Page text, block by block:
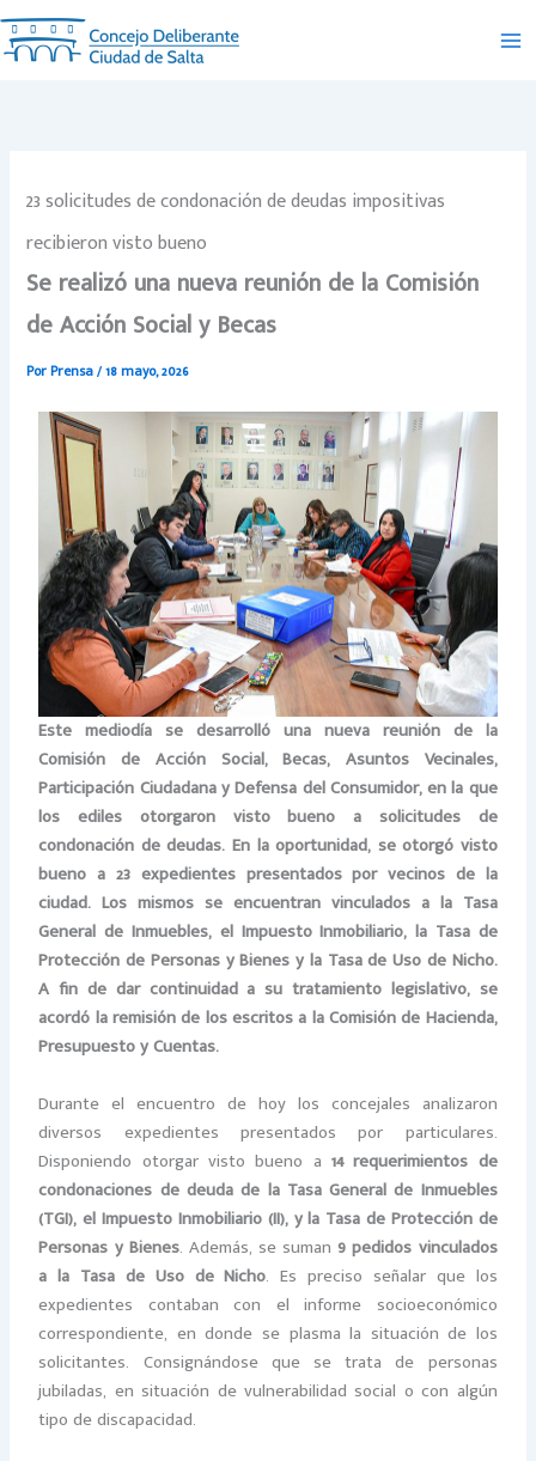
Ir
al
contenido
23 solicitudes de condonación de deudas impositivas
recibieron visto bueno
Se realizó una nueva reunión de la Comisión
de Acción Social y Becas
PorPrensa/18 mayo, 2026
Este mediodía se desarrolló una nueva reunión de la
Comisión de Acción Social, Becas, Asuntos Vecinales,
Participación Ciudadana y Defensa del Consumidor, en la que
los ediles otorgaron visto bueno a solicitudes de
condonación de deudas. En la oportunidad, se otorgó visto
bueno a 23 expedientes presentados por vecinos de la
ciudad. Los mismos se encuentran vinculados a la Tasa
General de Inmuebles, el Impuesto Inmobiliario, la Tasa de
Protección de Personas y Bienes y la Tasa de Uso de Nicho.
A fin de dar continuidad a su tratamiento legislativo, se
acordó la remisión de los escritos a la Comisión de Hacienda,
Presupuesto y Cuentas.
Durante el encuentro de hoy los concejales analizaron
diversos expedientes presentados por particulares.
Disponiendo otorgar visto bueno a 14 requerimientos de
condonaciones de deuda de la Tasa General de Inmuebles
(TGI), el Impuesto Inmobiliario (II), y la Tasa de Protección de
Personas y Bienes. Además, se suman9 pedidos vinculados
a la Tasa de Uso de Nicho. Es preciso señalar que los
expedientes contaban con el informe socioeconómico
correspondiente, en donde se plasma la situación de los
solicitantes. Consignándose que se trata de personas
jubiladas, en situación de vulnerabilidad social o con algún
tipo de discapacidad.